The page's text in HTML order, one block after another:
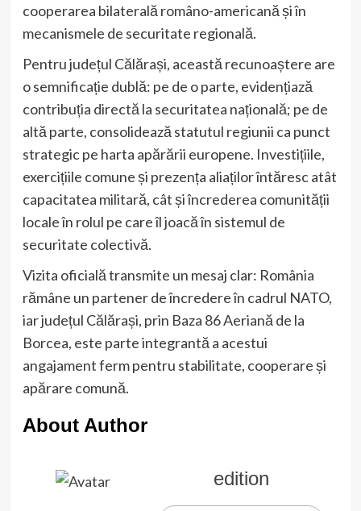
cooperarea bilaterală româno-americană și în
mecanismele de securitate regională.
Pentru județul Călărași, această recunoaștere are
o semnificație dublă: pe de o parte, evidențiază
contribuția directă la securitatea națională; pe de
altă parte, consolidează statutul regiunii ca punct
strategic pe harta apărării europene. Investițiile,
exercițiile comune și prezența aliaților întăresc atât
capacitatea militară, cât și încrederea comunității
locale în rolul pe care îl joacă în sistemul de
securitate colectivă.
Vizita oficială transmite un mesaj clar: România
rămâne un partener de încredere în cadrul NATO,
iar județul Călărași, prin Baza 86 Aeriană de la
Borcea, este parte integrantă a acestui
angajament ferm pentru stabilitate, cooperare și
apărare comună.
About Author
edition